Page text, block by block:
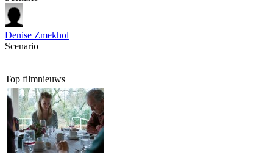
Denise Zmekhol
Scenario
Top filmnieuws